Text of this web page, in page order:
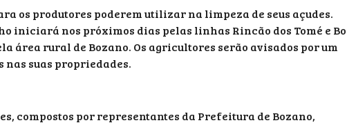
os produtores poderem utilizar na limpeza de seus açudes.
iniciará nos próximos dias pelas linhas Rincão dos Tomé e
área rural de Bozano. Os agricultores serão avisados por um
nas suas propriedades.
compostos por representantes da Prefeitura de Bozano,